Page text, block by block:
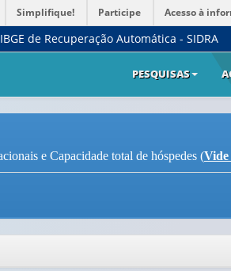
Simplifique! Participe Acesso à
de Recuperação Automática - SIDRA
PESQUISAS
e Capacidade total de hóspedes (Vide